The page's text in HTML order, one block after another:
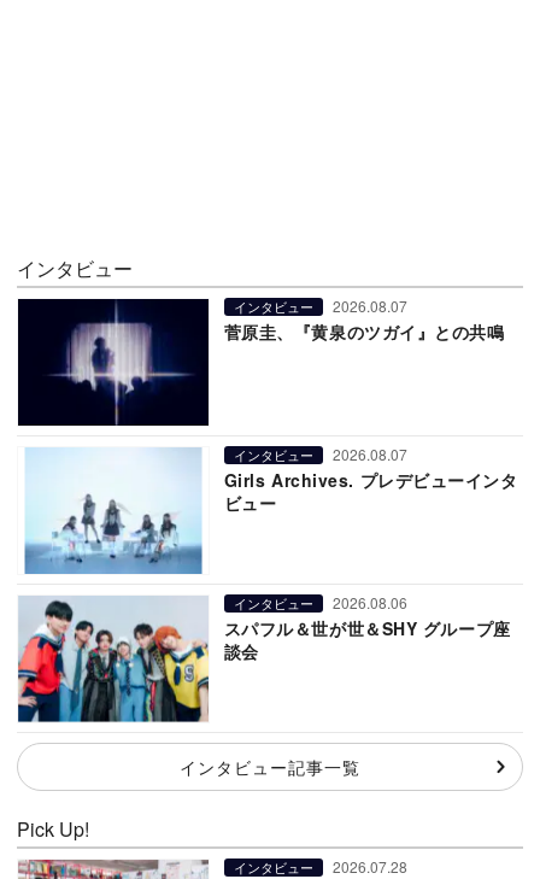
インタビュー
インタビュー 2026.08.07
菅原圭、『黄泉のツガイ』との共鳴
インタビュー 2026.08.07
Girls Archives. プレデビューインタ
ビュー
インタビュー 2026.08.06
スパフル＆世が世＆SHY グループ座
談会
インタビュー記事一覧
Pick Up!
インタビュー 2026.07.28